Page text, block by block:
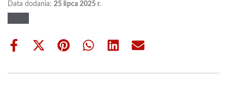
Data dodania: 25 lipca 2025 r.
Share
Share
(Twitter)
Share Share Share Share